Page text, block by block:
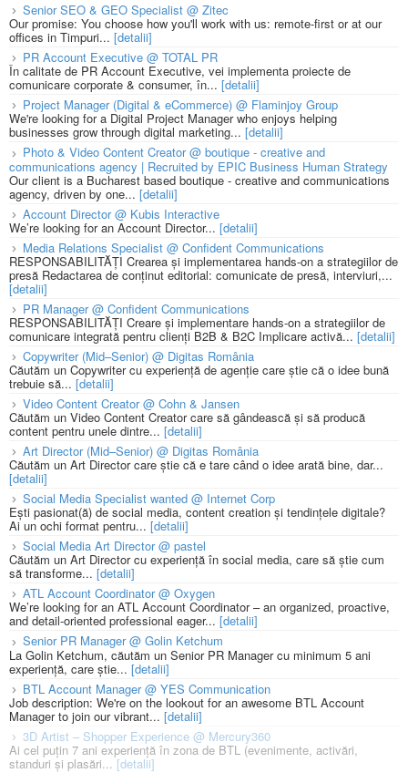
Senior SEO & GEO Specialist @ Zitec
Our promise: You choose how you'll work with us: remote-first or at our
offices in Timpuri... [detalii]
PR Account Executive @ TOTAL PR
În calitate de PR Account Executive, vei implementa proiecte de
comunicare corporate & consumer, în... [detalii]
Project Manager (Digital & eCommerce) @ Flaminjoy Group
We're looking for a Digital Project Manager who enjoys helping
businesses grow through digital marketing... [detalii]
Photo & Video Content Creator @ boutique - creative and
communications agency | Recruited by EPIC Business Human Strategy
Our client is a Bucharest based boutique - creative and communications
agency, driven by one... [detalii]
Account Director @ Kubis Interactive
We’re looking for an Account Director... [detalii]
Media Relations Specialist @ Confident Communications
RESPONSABILITĂȚI Crearea și implementarea hands-on a strategiilor de
presă Redactarea de conținut editorial: comunicate de presă, interviuri,...
[detalii]
PR Manager @ Confident Communications
RESPONSABILITĂȚI Creare și implementare hands-on a strategiilor de
comunicare integrată pentru clienți B2B & B2C Implicare activă... [detalii]
Copywriter (Mid–Senior) @ Digitas România
Căutăm un Copywriter cu experiență de agenție care știe că o idee bună
trebuie să... [detalii]
Video Content Creator @ Cohn & Jansen
Căutăm un Video Content Creator care să gândească și să producă
content pentru unele dintre... [detalii]
Art Director (Mid–Senior) @ Digitas România
Căutăm un Art Director care știe că e tare când o idee arată bine, dar...
[detalii]
Social Media Specialist wanted @ Internet Corp
Ești pasionat(ă) de social media, content creation și tendințele digitale?
Ai un ochi format pentru... [detalii]
Social Media Art Director @ pastel
Căutăm un Art Director cu experiență în social media, care să știe cum
să transforme... [detalii]
ATL Account Coordinator @ Oxygen
We’re looking for an ATL Account Coordinator – an organized, proactive,
and detail-oriented professional eager... [detalii]
Senior PR Manager @ Golin Ketchum
La Golin Ketchum, căutăm un Senior PR Manager cu minimum 5 ani
experiență, care știe... [detalii]
BTL Account Manager @ YES Communication
Job description: We're on the lookout for an awesome BTL Account
Manager to join our vibrant... [detalii]
3D Artist – Shopper Experience @ Mercury360
Ai cel puțin 7 ani experiență în zona de BTL (evenimente, activări,
standuri și plasări...[detalii]